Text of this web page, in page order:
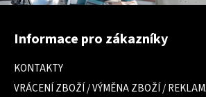
Z
Informace pro zákazníky
KONTAKTY
VRÁCENÍ ZBOŽÍ / VÝMĚNA ZBOŽÍ /